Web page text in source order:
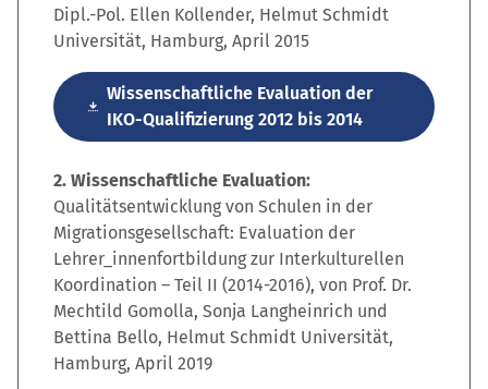
Dipl.-Pol. Ellen Kollender, Helmut Schmidt
Universität, Hamburg, April 2015
Wissenschaftliche Evaluation der
IKO-Qualifizierung 2012 bis 2014
2. Wissenschaftliche Evaluation:
Qualitätsentwicklung von Schulen in der
Migrationsgesellschaft: Evaluation der
Lehrer_innenfortbildung zur Interkulturellen
Koordination – Teil II (2014-2016), von Prof. Dr.
Mechtild Gomolla, Sonja Langheinrich und
Bettina Bello, Helmut Schmidt Universität,
Hamburg, April 2019